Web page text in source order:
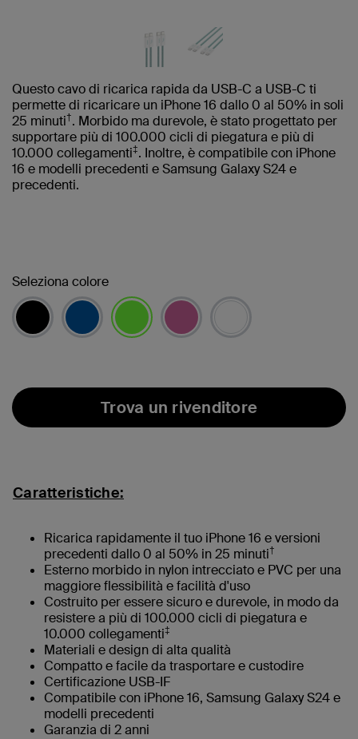
Questo cavo di ricarica rapida da USB-C a USB-C ti
permette di ricaricare un iPhone 16 dallo 0 al 50% in soli
25 minuti†. Morbido ma durevole, è stato progettato per
supportare più di 100.000 cicli di piegatura e più di
10.000 collegamenti‡. Inoltre, è compatibile con iPhone
16 e modelli precedenti e Samsung Galaxy S24 e
precedenti.
Seleziona colore
Trova un rivenditore
Caratteristiche:
Ricarica rapidamente il tuo iPhone 16 e versioni
precedenti dallo 0 al 50% in 25 minuti†
Esterno morbido in nylon intrecciato e PVC per una
maggiore flessibilità e facilità d'uso
Costruito per essere sicuro e durevole, in modo da
resistere a più di 100.000 cicli di piegatura e
10.000 collegamenti‡
Materiali e design di alta qualità
Compatto e facile da trasportare e custodire
Certificazione USB-IF
Compatibile con iPhone 16, Samsung Galaxy S24 e
modelli precedenti
Garanzia di 2 anni